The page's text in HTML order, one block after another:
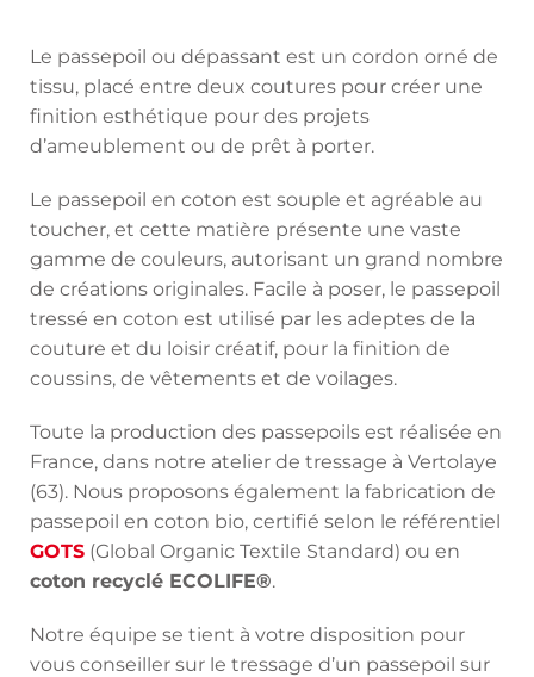
Le passepoil ou dépassant est un cordon orné de
tissu, placé entre deux coutures pour créer une
finition esthétique pour des projets
d’ameublement ou de prêt à porter.
Le passepoil en coton est souple et agréable au
toucher, et cette matière présente une vaste
gamme de couleurs, autorisant un grand nombre
de créations originales. Facile à poser, le passepoil
tressé en coton est utilisé par les adeptes de la
couture et du loisir créatif, pour la finition de
coussins, de vêtements et de voilages.
Toute la production des passepoils est réalisée en
France, dans notre atelier de tressage à Vertolaye
(63). Nous proposons également la fabrication de
passepoil en coton bio, certifié selon le référentiel
GOTS (Global Organic Textile Standard) ou en
coton recyclé ECOLIFE®.
Notre équipe se tient à votre disposition pour
vous conseiller sur le tressage d’un passepoil sur